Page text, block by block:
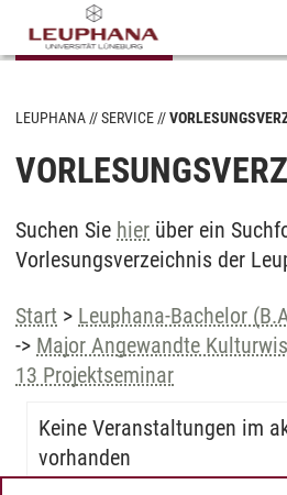
LEUPHANA SERVICE
Suchen Sie hier über ein
Vorlesungsverzeichnis der
Start > Leuphana-Bachelor
-> Major Angewandte
13 Projektseminar
Keine Veranstaltungen im
vorhanden